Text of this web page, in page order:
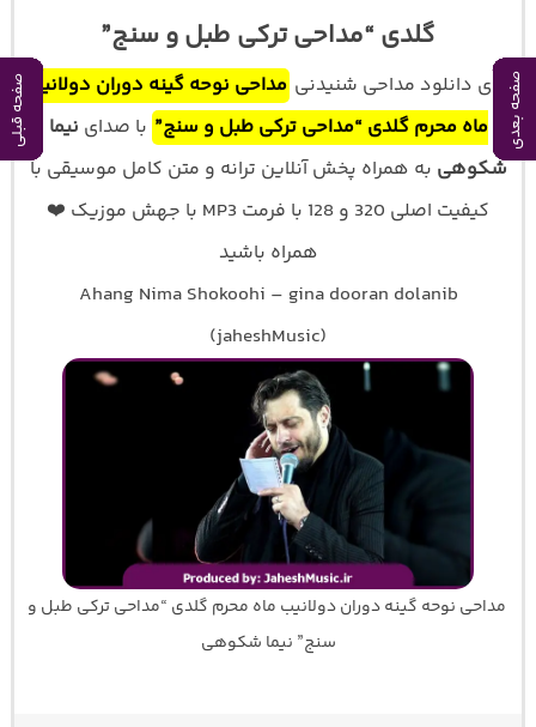
صفحه بعدی صفحه قبلی صفحه بعدی صفحه قبلی صفحه بعدی صفحه قبلی صفحه بعدی صفحه قبلی صفحه بعدی صفحه قبلی
گلدی “مداحی ترکی طبل و سنج”
برای دانلود مداحی شنیدنی مداحی نوحه گینه دوران دولانیب
ماه محرم گلدی “مداحی ترکی طبل و سنج” با صدای نیما
شکوهی به همراه پخش آنلاین ترانه و متن کامل موسیقی با
کیفیت اصلی 320 و 128 با فرمت MP3 با جهش موزیک ❤️
همراه باشید
Ahang Nima Shokoohi – gina dooran dolanib
(jaheshMusic)
مداحی نوحه گینه دوران دولانیب ماه محرم گلدی “مداحی ترکی طبل و
سنج” نیما شکوهی
صفحه بعدی صفحه قبلی صفحه بعدی صفحه قبلی صفحه بعدی صفحه قبلی صفحه بعدی صفحه قبلی صفحه بعدی صفحه قبلی